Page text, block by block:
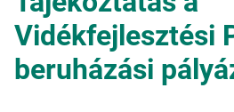
Vidékfejlesztési
beruházási